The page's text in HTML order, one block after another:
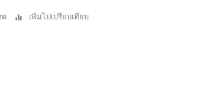
ด เพิ่มไปเปรียบเทียบ